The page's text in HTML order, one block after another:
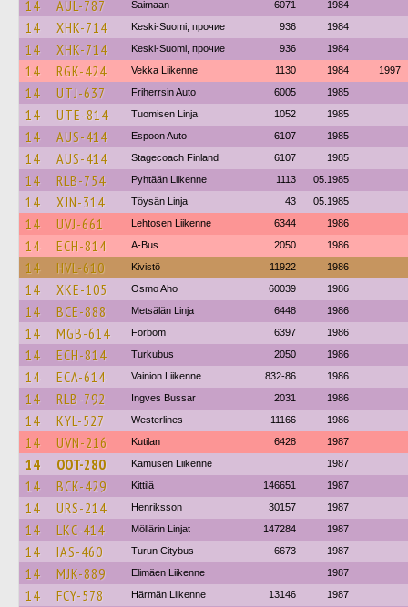
14 AUL-787 Saimaan 6071 1984
14 XHK-714 Keski-Suomi, прочие 936 1984
14 XHK-714 Keski-Suomi, прочие 936 1984
14 RGK-424 Vekka Liikenne 1130 1984 1997
14 UTJ-637 Friherrsin Auto 6005 1985
14 UTE-814 Tuomisen Linja 1052 1985
14 AUS-414 Espoon Auto 6107 1985
14 AUS-414 Stagecoach Finland 6107 1985
14 RLB-754 Pyhtään Liikenne 1113 05.1985
14 XJN-314 Töysän Linja 43 05.1985
14 UVJ-661 Lehtosen Liikenne 6344 1986
14 ECH-814 A-Bus 2050 1986
14 HVL-610 Kivistö 11922 1986
14 XKE-105 Osmo Aho 60039 1986
14 BCE-888 Metsälän Linja 6448 1986
14 MGB-614 Förbom 6397 1986
14 ECH-814 Turkubus 2050 1986
14 ECA-614 Vainion Liikenne 832-86 1986
14 RLB-792 Ingves Bussar 2031 1986
14 KYL-527 Westerlines 11166 1986
14 UVN-216 Kutilan 6428 1987
14 OOT-280 Kamusen Liikenne 1987
14 BCK-429 Kittilä 146651 1987
14 URS-214 Henriksson 30157 1987
14 LKC-414 Möllärin Linjat 147284 1987
14 IAS-460 Turun Citybus 6673 1987
14 MJK-889 Elimäen Liikenne 1987
14 FCY-578 Härmän Liikenne 13146 1987